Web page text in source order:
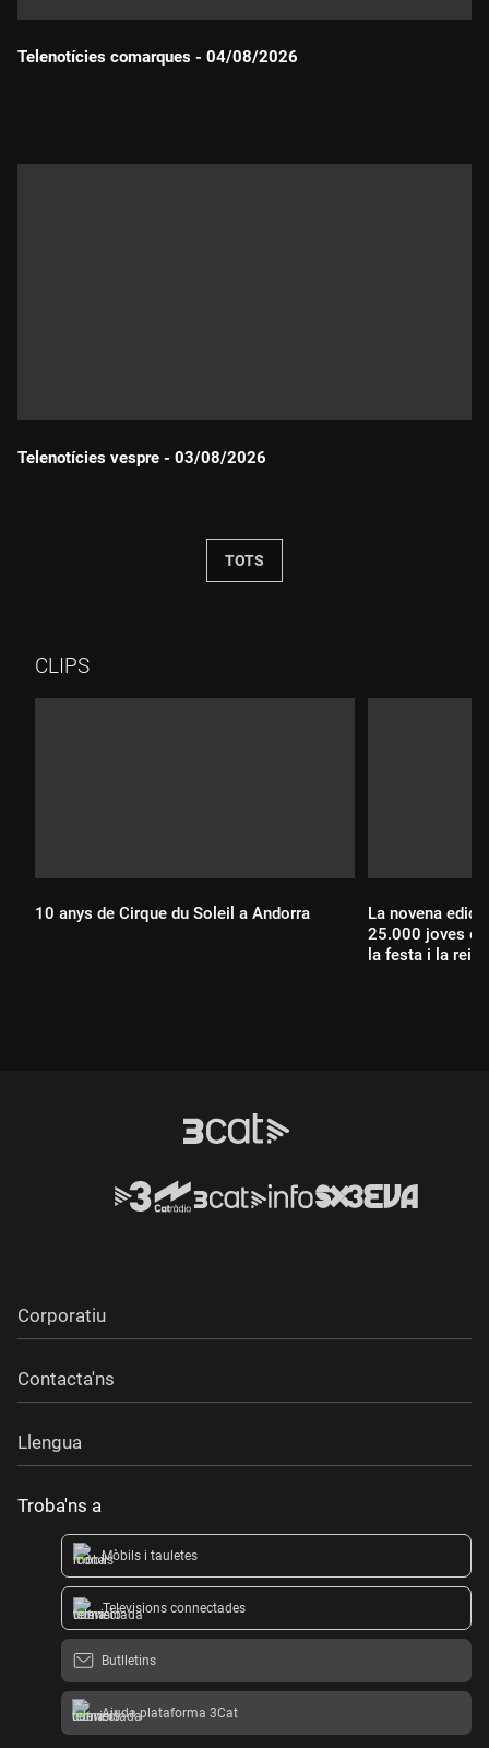
Telenotícies comarques - 04/08/2026
Telenotícies vespre - 03/08/2026
TOTS
CLIPS
10 anys de Cirque du Soleil a Andorra
La novena
25.000 joves
la festa i la
Corporatiu
Contacta'ns
Llengua
Troba'ns a
Mòbils i tauletes
Televisions connectades
Butlletins
Ajuda plataforma 3Cat